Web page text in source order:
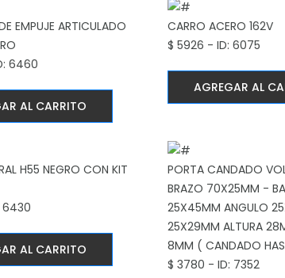
EMPUJE ARTICULADO
6460
AL CARRITO
CARRO ACERO 162V
$ 5926 - ID: 6075
AGREGAR AL
H55 NEGRO CON KIT
AL CARRITO
PORTA CANDADO
BRAZO 70X25MM -
25X45MM ANGULO
25X29MM ALTURA
8MM ( CANDADO
$ 3780 - ID: 7352